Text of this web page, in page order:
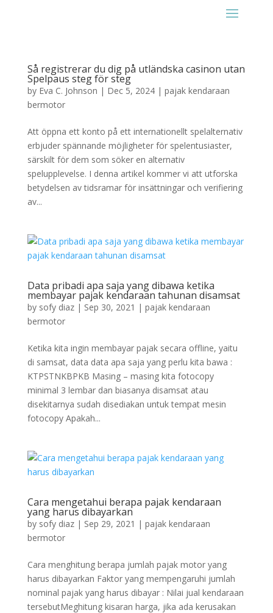
Så registrerar du dig på utländska casinon utan
Spelpaus steg för steg
by Eva C. Johnson | Dec 5, 2024| pajak kendaraan
bermotor
Att öppna ett konto på ett internationellt spelalternativ
erbjuder spännande möjligheter för spelentusiaster,
särskilt för dem som söker en alternativ
spelupplevelse. I denna artikel kommer vi att utforska
betydelsen av tidsramar för insättningar och verifiering
av...
Data pribadi apa saja yang dibawa ketika
membayar pajak kendaraan tahunan disamsat
by sofy diaz| Sep 30, 2021 | pajak kendaraan
bermotor
Ketika kita ingin membayar pajak secara offline, yaitu
di samsat, data data apa saja yang perlu kita bawa :
KTPSTNKBPKB Masing – masing kita fotocopy
minimal 3 lembar dan biasanya disamsat atau
disekitarnya sudah disediakan untuk tempat mesin
fotocopy Apakah...
Cara mengetahui berapa pajak kendaraan
yang harus dibayarkan
by sofy diaz| Sep 29, 2021 | pajak kendaraan
bermotor
Cara menghitung berapa jumlah pajak motor yang
harus dibayarkan Faktor yang mempengaruhi jumlah
nominal pajak yang harus dibayar : Nilai jual kendaraan
tersebutMeghitung kisaran harga, jika ada kerusakan